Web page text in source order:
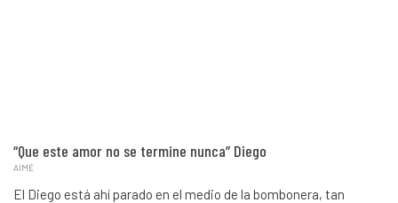
“Que este amor no se termine nunca” Diego
AIMÉ
El Diego está ahí parado en el medio de la bombonera, tan